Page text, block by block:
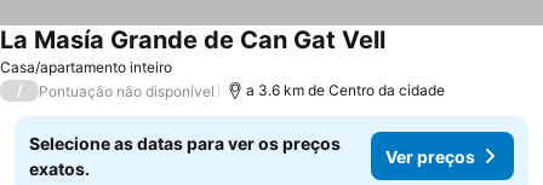
Casa/apartamento inteiro
La Masía Grande de Can Gat Vell
/ Pontuação não disponível a 3.6 km de Centro da cidade
Selecione as datas para ver os preços
exatos.
Ver preços